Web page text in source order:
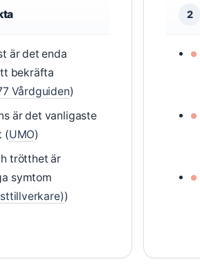
är det enda
bekräfta
Vårdguiden)
är det vanligaste
(UMO)
trötthet är
symtom
)
2